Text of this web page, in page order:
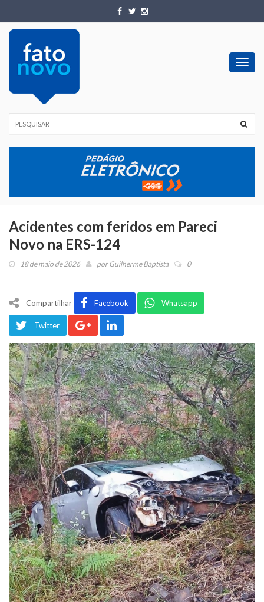
Acidentes com feridos em Pareci
Novo na ERS-124
18 de maio de 2026 porGuilherme Baptista 0
Compartilhar Facebook Whatsapp
Twitter